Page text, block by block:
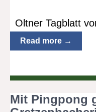
Oltner Tagblatt
Read more →
Mit Pingpong